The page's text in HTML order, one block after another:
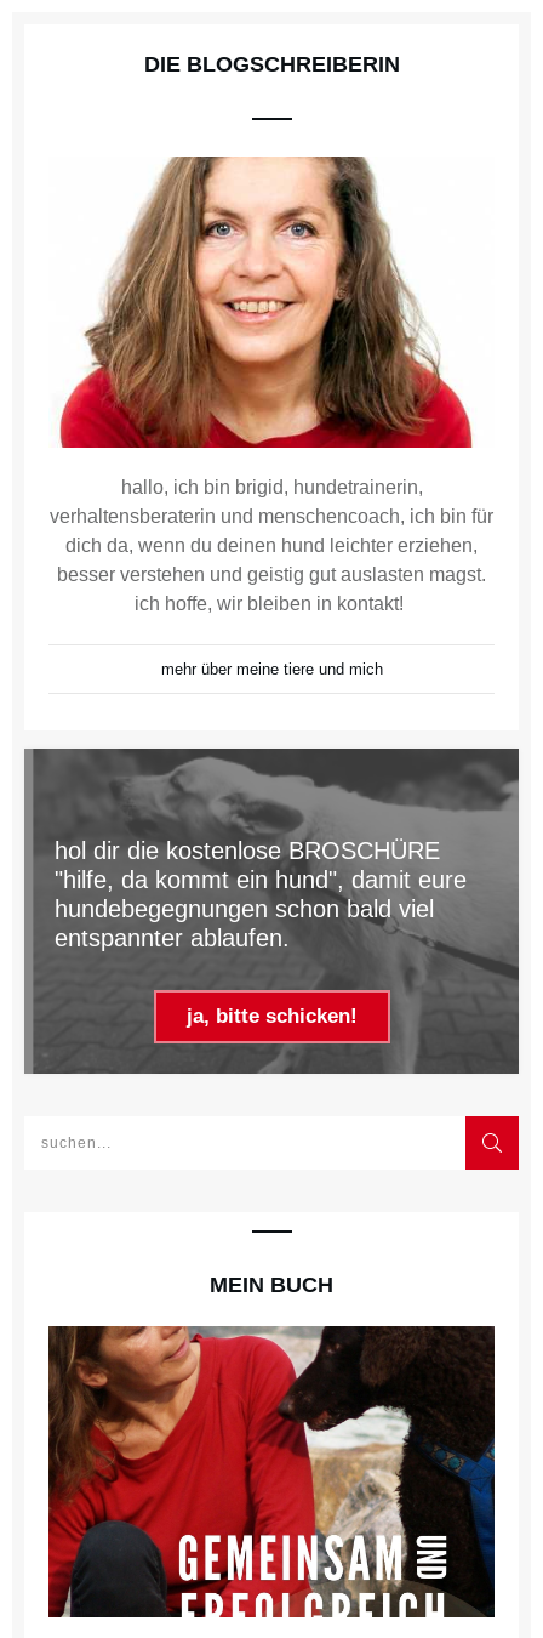
DIE BLOGSCHREIBERIN
hallo, ich bin brigid, hundetrainerin,
verhaltensberaterin und menschencoach, ich bin für
dich da, wenn du deinen hund leichter erziehen,
besser verstehen und geistig gut auslasten magst.
ich hoffe, wir bleiben in kontakt!
mehr über meine tiere und mich
hol dir die kostenlose BROSCHÜRE
"hilfe, da kommt ein hund", damit eure
hundebegegnungen schon bald viel
entspannter ablaufen.
ja, bitte schicken!
MEIN BUCH